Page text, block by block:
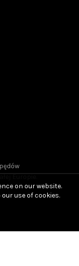
Europie.
on our website.
use of cookies.